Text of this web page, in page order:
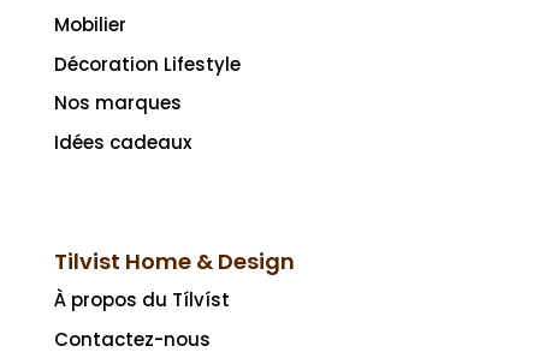
Mobilier
Décoration Lifestyle
Nos marques
Idées cadeaux
Tilvist Home & Design
À propos du Tílvíst
Contactez-nous